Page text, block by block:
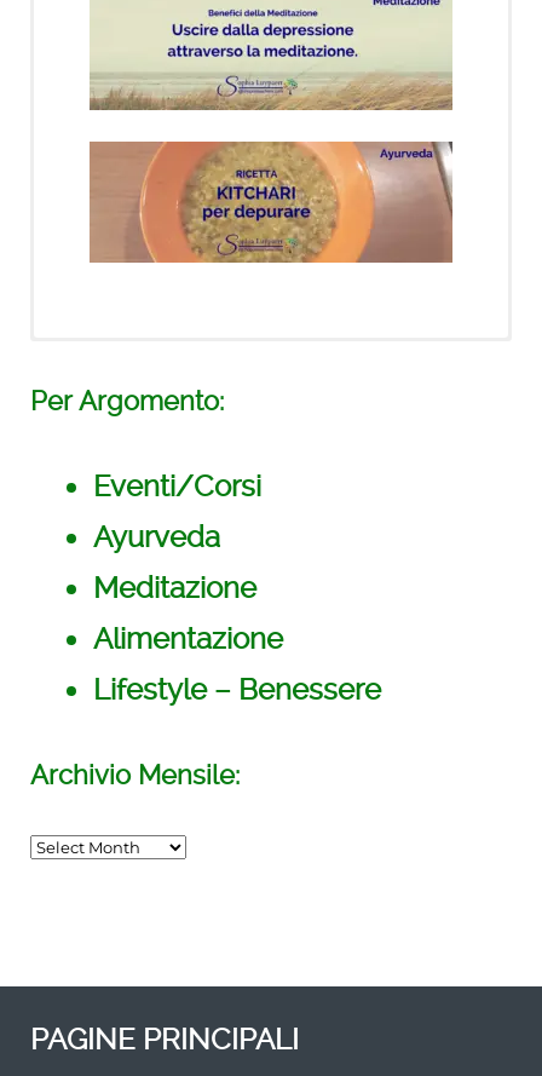
con Deepak
INCONTRO di MEDITAZIONE del
Per Argomento:
Eventi/Corsi
Ayurveda
Meditazione
Alimentazione
Lifestyle – Benessere
Archivio Mensile:
PAGINE PRINCIPALI